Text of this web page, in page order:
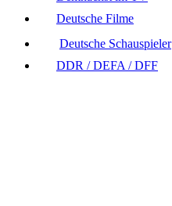
Deutsche Filme
Deutsche Schauspieler
DDR / DEFA / DFF